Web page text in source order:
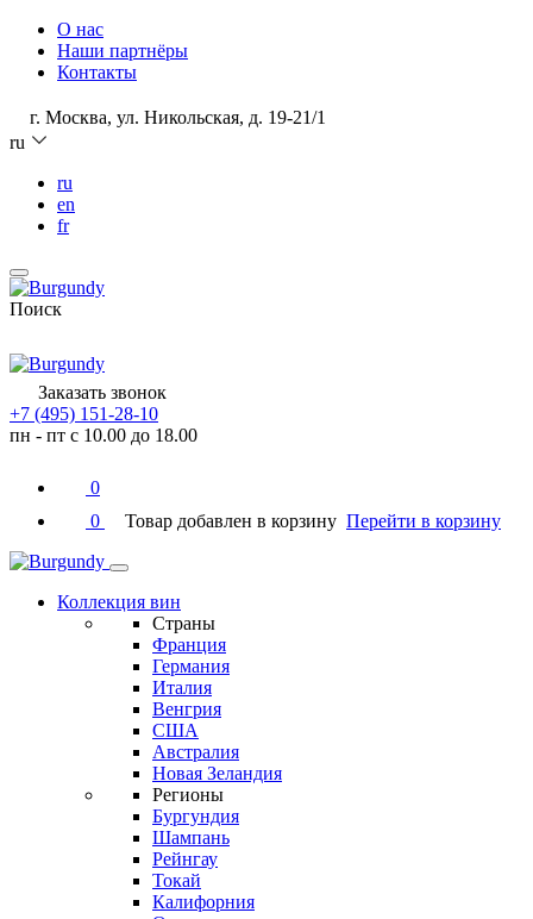
О нас
Наши партнёры
Контакты
г. Москва, ул. Никольская, д. 19-21/1
ru
ru
en
fr
Поиск
Заказать звонок
+7 (495) 151-28-10
пн - пт с 10.00 до 18.00
0
0
Товар добавлен в корзину Перейти в корзину
Коллекция вин
Страны
Франция
Германия
Италия
Венгрия
США
Австралия
Новая Зеландия
Регионы
Бургундия
Шампань
Рейнгау
Токай
Калифорния